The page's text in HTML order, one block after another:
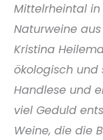
Mittelrheintal
Naturweine
Kristina
ökologisch und
Handlese und
viel Geduld
Weine, die die